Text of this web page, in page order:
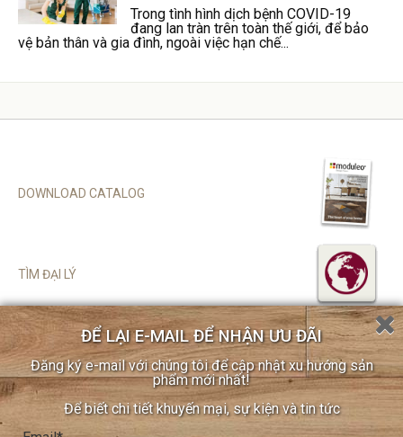
Trong tình hình dịch bệnh COVID-19
đang lan tràn trên toàn thế giới, để bảo
vệ bản thân và gia đình, ngoài việc hạn chế...
DOWNLOAD CATALOG
TÌM ĐẠI LÝ
SITEMAP
CHÍNH SÁCH BẢO MẬT
COOKIE POLICY
ĐĂNG KÝ ĐẠI LÝ
ĐỂ LẠI E-MAIL ĐỂ NHẬN ƯU ĐÃI
Đăng ký e-mail với chúng tôi để cập nhật xu hướng sản
phẩm mới nhất!
Để biết chi tiết khuyến mại, sự kiện và tin tức